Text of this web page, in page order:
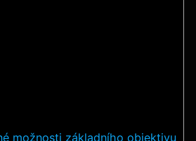
možnosti základního objektivu